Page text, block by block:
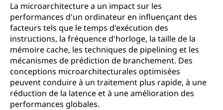
La microarchitecture a un impact sur les
performances d'un ordinateur en influençant des
facteurs tels que le temps d'exécution des
instructions, la fréquence d'horloge, la taille de la
mémoire cache, les techniques de pipelining et les
mécanismes de prédiction de branchement. Des
conceptions microarchitecturales optimisées
peuvent conduire à un traitement plus rapide, à une
réduction de la latence et à une amélioration des
performances globales.